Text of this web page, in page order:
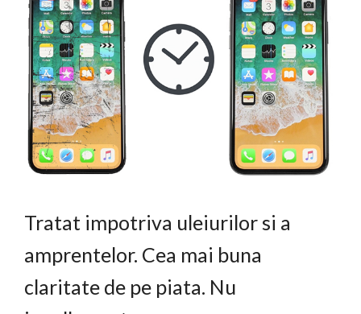
Tratat impotriva uleiurilor si a
amprentelor. Cea mai buna
claritate de pe piata. Nu